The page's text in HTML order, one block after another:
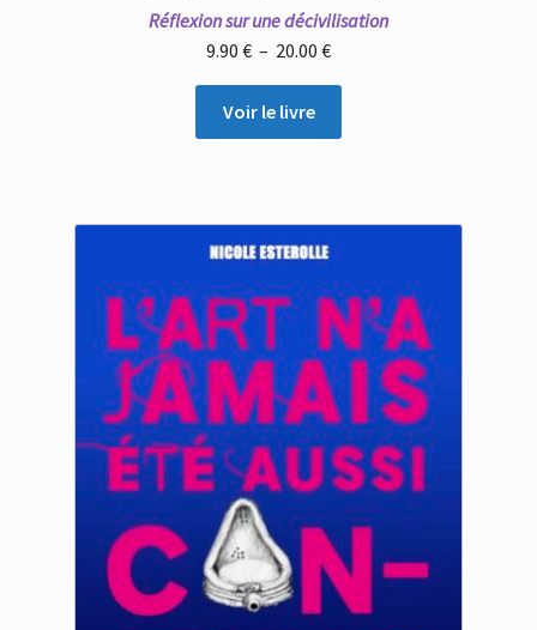
Réflexion sur une décivilisation
9.90 € – 20.00 €Plage
9.90 €
Voir le livre